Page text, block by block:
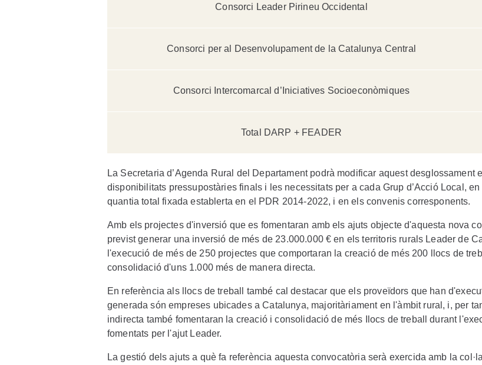
Consorci Leader Pirineu Occidental
Consorci per al Desenvolupament de la Catalunya Central
Consorci Intercomarcal d’Iniciatives Socioeconòmiques
Total DARP + FEADER
La Secretaria d’Agenda Rural del Departament podrà modificar aquest desglossament
disponibilitats pressupostàries finals i les necessitats per a cada Grup d’Acció Local, en
quantia total fixada establerta en el PDR 2014-2022, i en els convenis corresponents.
Amb els projectes d'inversió que es fomentaran amb els ajuts objecte d'aquesta nova
previst generar una inversió de més de 23.000.000 € en els territoris rurals Leader de
l'execució de més de 250 projectes que comportaran la creació de més 200 llocs de
consolidació d'uns 1.000 més de manera directa.
En referència als llocs de treball també cal destacar que els proveïdors que han
generada són empreses ubicades a Catalunya, majoritàriament en l'àmbit rural, i, per
indirecta també fomentaran la creació i consolidació de més Ilocs de treball durant
fomentats per l'ajut Leader.
La gestió dels ajuts a què fa referència aquesta convocatòria serà exercida amb la